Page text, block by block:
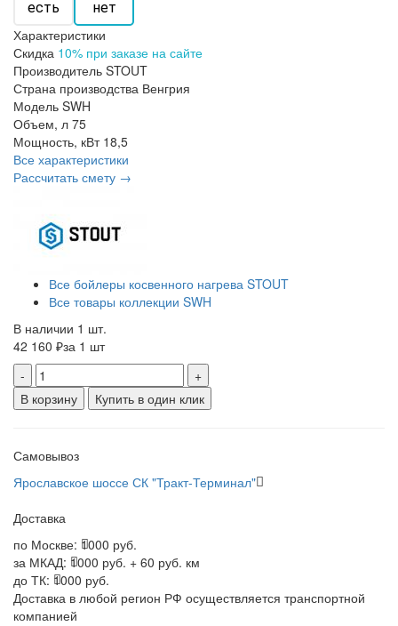
есть нет
Характеристики
Скидка 10% при заказе на сайте
Производитель STOUT
Страна производства Венгрия
Модель SWH
Объем, л 75
Мощность, кВт 18,5
Все характеристики
Рассчитать смету →
Все бойлеры косвенного нагрева STOUT
Все товары коллекции SWH
В наличии 1 шт.
42 160 ₽за 1 шт
-
+
В корзину
Купить в один клик
Самовывоз
Ярославское шоссе СК "Тракт-Терминал"
Доставка
по Москве: 1000 руб.
за МКАД: 1000 руб. + 60 руб. км
до ТК: 1000 руб.
Доставка в любой регион РФ осуществляется транспортной
компанией